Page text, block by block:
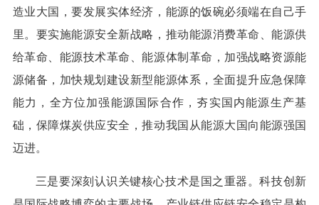
造业大国，要发展实体经济，能源的饭碗必须端在自己手
里。要实施能源安全新战略，推动能源消费革命、能源供
给革命、能源技术革命、能源体制革命，加强战略资源能
源储备，加快规划建设新型能源体系，全面提升应急保障
能力，全方位加强能源国际合作，夯实国内能源生产基
础，保障煤炭供应安全，推动我国从能源大国向能源强国
迈进。
三是要深刻认识关键核心技术是国之重器。科技创新